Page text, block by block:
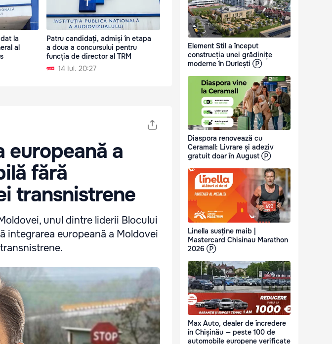
la
al
Patru candidați, admiși în etapa
a doua a concursului pentru
funcția de director al TRM
14 Iul. 20:27
europeană a
fără
transnistrene
unul dintre liderii Blocului
integrarea europeană a Moldovei
Element Stil a început
construcția unei grădinițe
moderne în Durlești Ⓟ
Diaspora renovează cu
Ceramall: Livrare și adeziv
gratuit doar în August Ⓟ
Linella susține maib |
Mastercard Chisinau Marathon
2026 Ⓟ
Max Auto, dealer de încredere
în Chișinău — peste 100 de
automobile europene verificate